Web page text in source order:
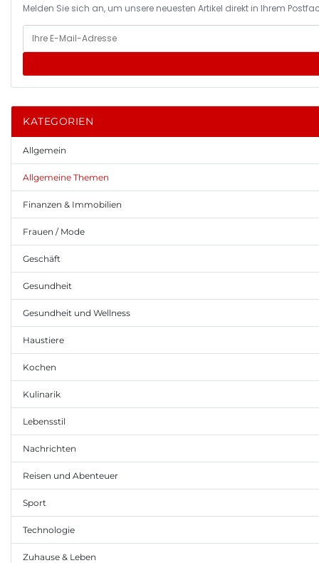
Melden Sie sich an, um unsere neuesten Artikel direkt in Ihrem
KATEGORIEN
Allgemein
Allgemeine Themen
Finanzen & Immobilien
Frauen / Mode
Geschäft
Gesundheit
Gesundheit und Wellness
Haustiere
Kochen
Kulinarik
Lebensstil
Nachrichten
Reisen und Abenteuer
Sport
Technologie
Zuhause & Leben